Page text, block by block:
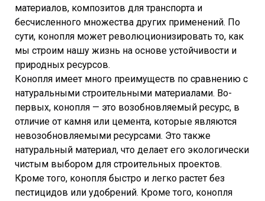
материалов, композитов для транспорта и
бесчисленного множества других применений. По
сути, конопля может революционизировать то, как
мы строим нашу жизнь на основе устойчивости и
природных ресурсов.
Конопля имеет много преимуществ по сравнению с
натуральными строительными материалами. Во-
первых, конопля — это возобновляемый ресурс, в
отличие от камня или цемента, которые являются
невозобновляемыми ресурсами. Это также
натуральный материал, что делает его экологически
чистым выбором для строительных проектов.
Кроме того, конопля быстро и легко растет без
пестицидов или удобрений. Кроме того, конопля